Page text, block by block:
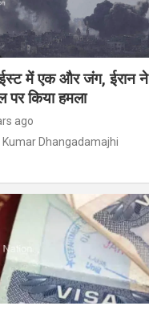
में एक और जंग, ईरान ने
पर किया हमला
ago
Kumar Dhangadamajhi